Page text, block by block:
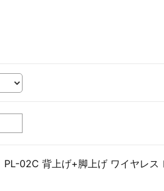
02C 背上げ+脚上げ ワイヤレス